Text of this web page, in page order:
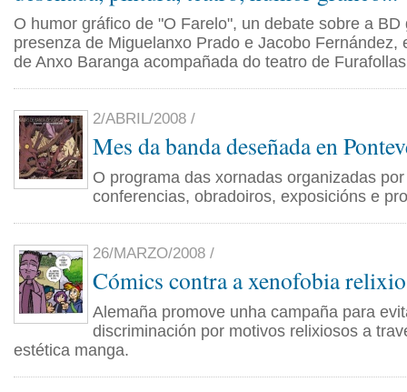
O humor gráfico de "O Farelo", un debate sobre a BD
presenza de Miguelanxo Prado e Jacobo Fernández,
de Anxo Baranga acompañada do teatro de
2/ABRIL/2008 /
Mes da banda deseñada en
O programa das xornadas organizadas
conferencias, obradoiros, exposicións e
26/MARZO/2008 /
Cómics contra a xenofobia
Alemaña promove unha campaña para
discriminación por motivos relixiosos a
estética manga.